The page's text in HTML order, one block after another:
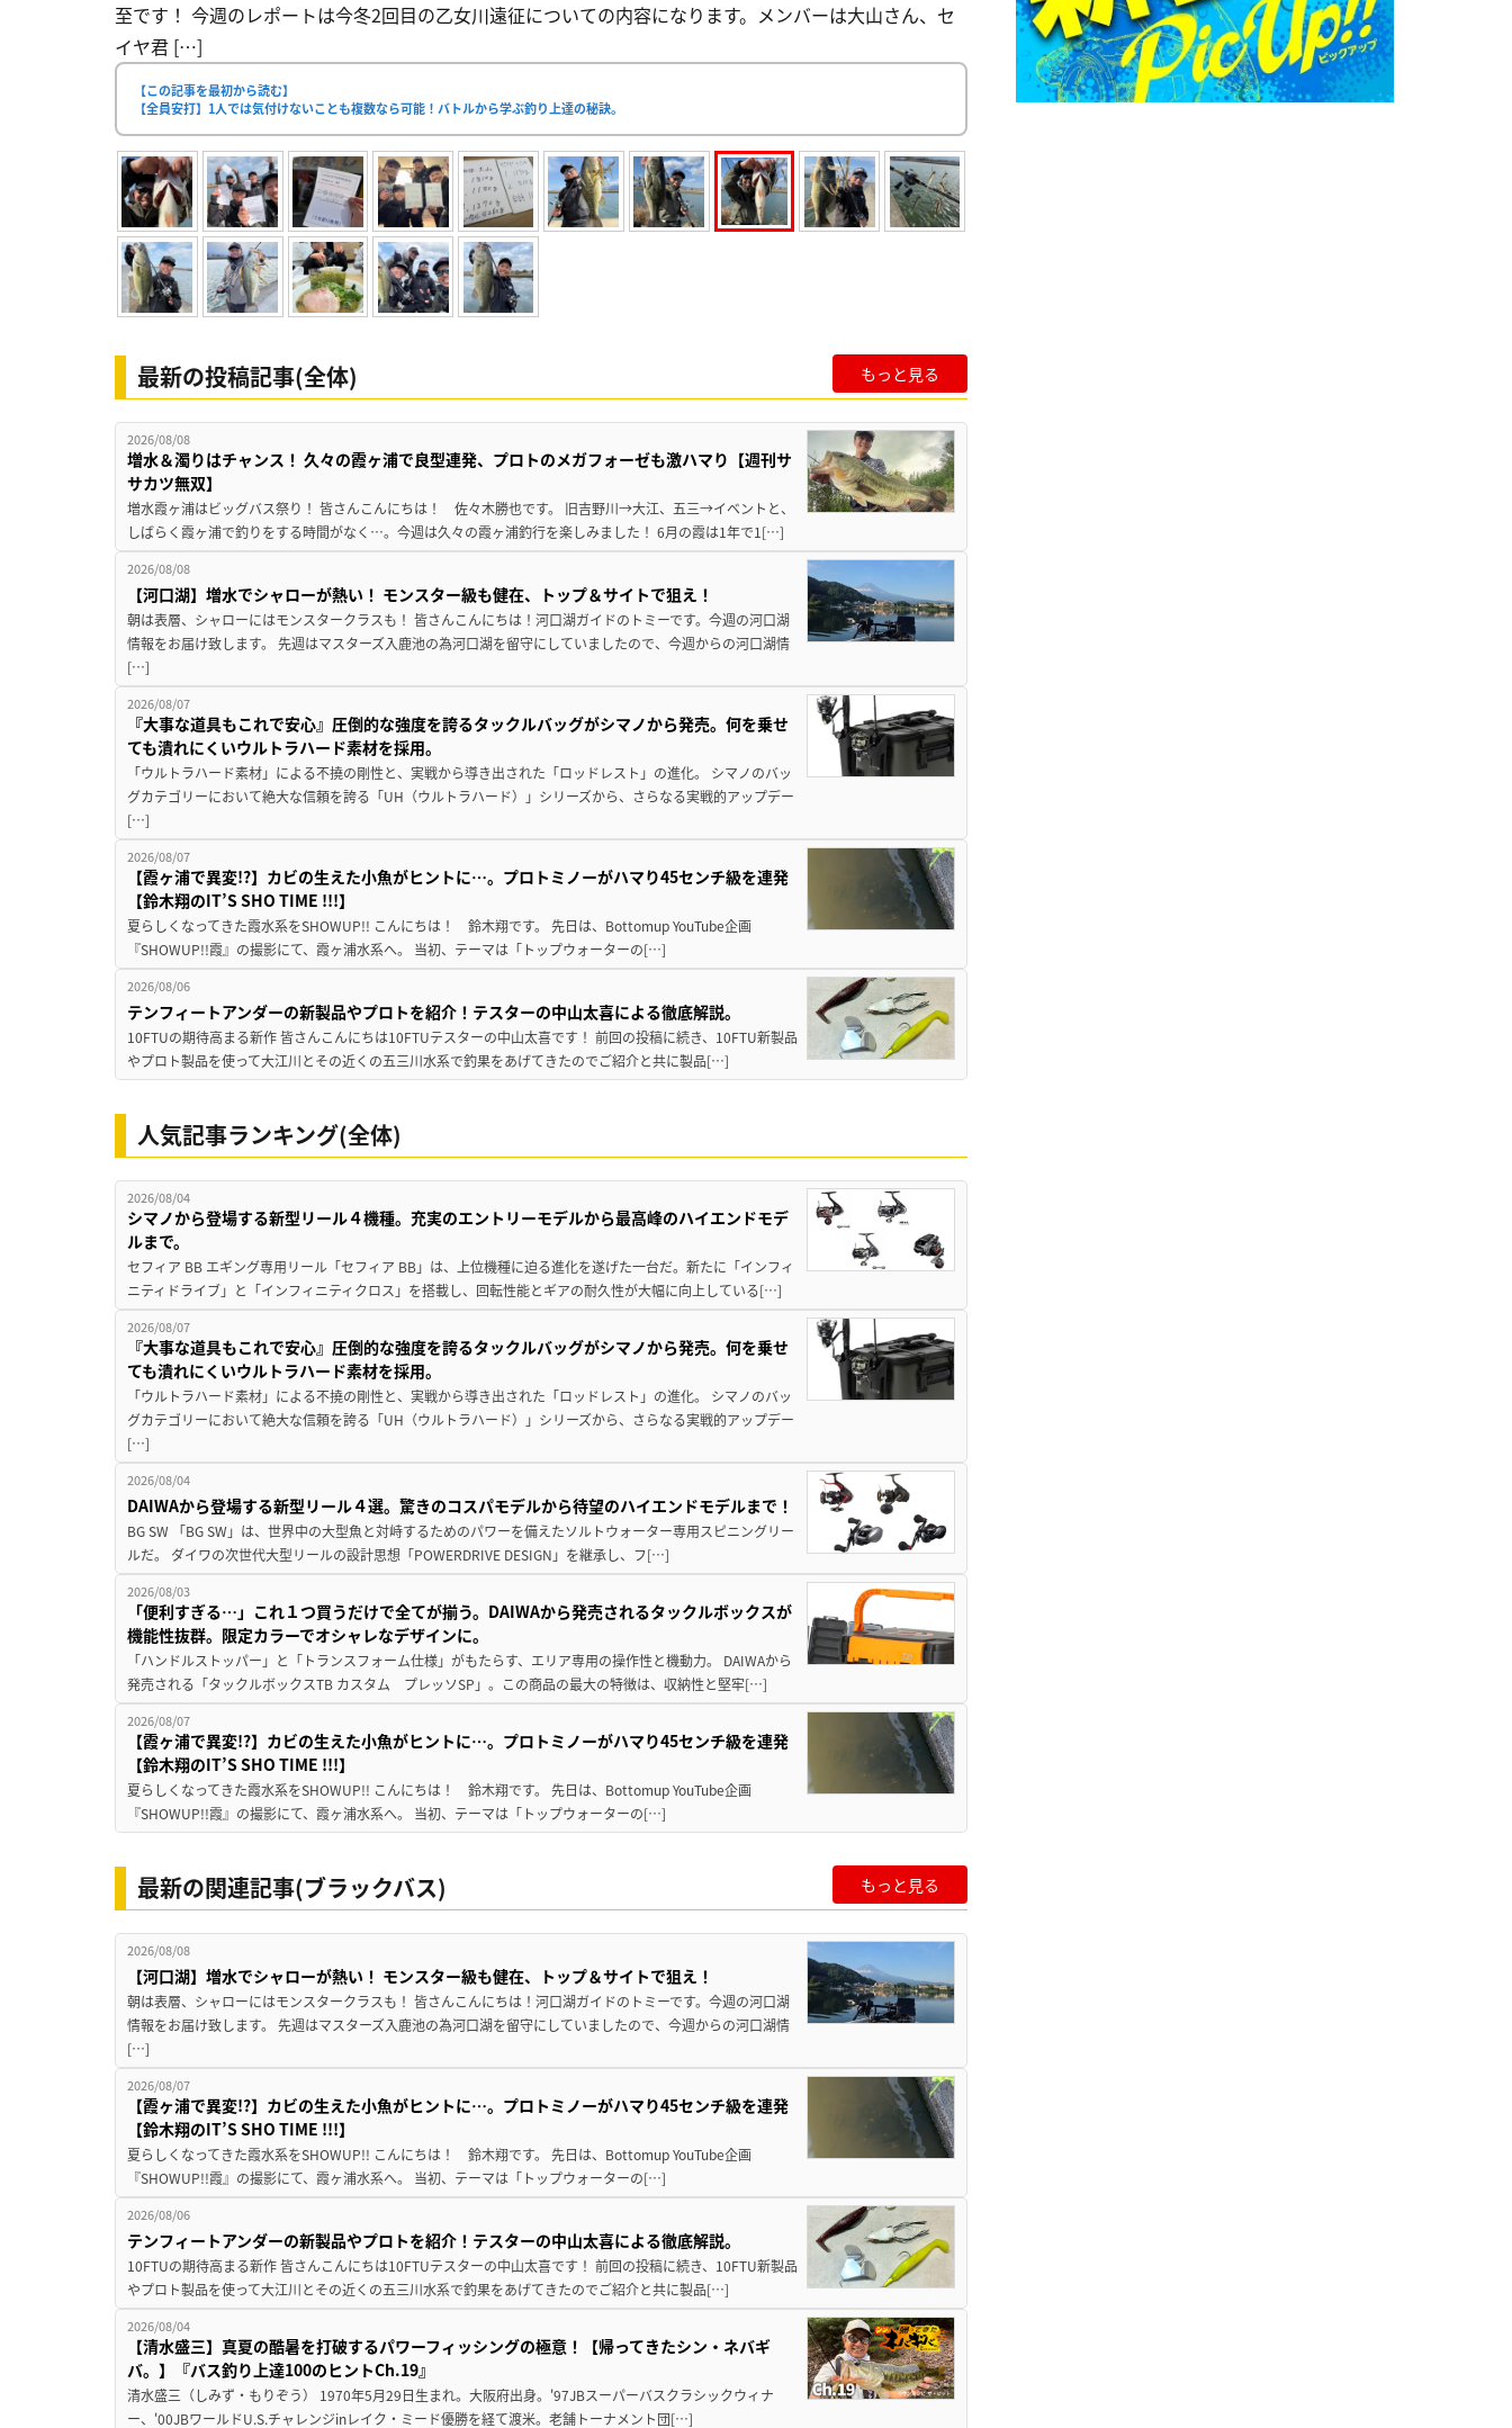
至です！ 今週のレポートは今冬2回目の乙女川遠征についての内容になります。メンバーは大山さん、セ
イヤ君 […]
【この記事を最初から読む】
【全員安打】1人では気付けないことも複数なら可能！バトルから学ぶ釣り上達の秘訣。
最新の投稿記事(全体) もっと見る
2026/08/08
増水＆濁りはチャンス！ 久々の霞ヶ浦で良型連発、プロトのメガフォーゼも激ハマり【週刊サ
サカツ無双】
増水霞ヶ浦はビッグバス祭り！ 皆さんこんにちは！ 佐々木勝也です。 旧吉野川→大江、五三→イベントと、
しばらく霞ヶ浦で釣りをする時間がなく…。今週は久々の霞ヶ浦釣行を楽しみました！ 6月の霞は1年で1[…]
2026/08/08
【河口湖】増水でシャローが熱い！ モンスター級も健在、トップ＆サイトで狙え！
朝は表層、シャローにはモンスタークラスも！ 皆さんこんにちは！河口湖ガイドのトミーです。今週の河口湖
情報をお届け致します。 先週はマスターズ入鹿池の為河口湖を留守にしていましたので、今週からの河口湖情
[…]
2026/08/07
『大事な道具もこれで安心』圧倒的な強度を誇るタックルバッグがシマノから発売。何を乗せ
ても潰れにくいウルトラハード素材を採用。
「ウルトラハード素材」による不撓の剛性と、実戦から導き出された「ロッドレスト」の進化。 シマノのバッ
グカテゴリーにおいて絶大な信頼を誇る「UH（ウルトラハード）」シリーズから、さらなる実戦的アップデー
[…]
2026/08/07
【霞ヶ浦で異変!?】カビの生えた小魚がヒントに…。プロトミノーがハマり45センチ級を連発
【鈴木翔のIT’S SHO TIME !!!】
夏らしくなってきた霞水系をSHOWUP!! こんにちは！ 鈴木翔です。 先日は、Bottomup YouTube企画
『SHOWUP!!霞』の撮影にて、霞ヶ浦水系へ。 当初、テーマは「トップウォーターの[…]
2026/08/06
テンフィートアンダーの新製品やプロトを紹介！テスターの中山太喜による徹底解説。
10FTUの期待高まる新作 皆さんこんにちは10FTUテスターの中山太喜です！ 前回の投稿に続き、10FTU新製品
やプロト製品を使って大江川とその近くの五三川水系で釣果をあげてきたのでご紹介と共に製品[…]
人気記事ランキング(全体)
2026/08/04
シマノから登場する新型リール４機種。充実のエントリーモデルから最高峰のハイエンドモデ
ルまで。
セフィア BB エギング専用リール「セフィア BB」は、上位機種に迫る進化を遂げた一台だ。新たに「インフィ
ニティドライブ」と「インフィニティクロス」を搭載し、回転性能とギアの耐久性が大幅に向上している[…]
2026/08/07
『大事な道具もこれで安心』圧倒的な強度を誇るタックルバッグがシマノから発売。何を乗せ
ても潰れにくいウルトラハード素材を採用。
「ウルトラハード素材」による不撓の剛性と、実戦から導き出された「ロッドレスト」の進化。 シマノのバッ
グカテゴリーにおいて絶大な信頼を誇る「UH（ウルトラハード）」シリーズから、さらなる実戦的アップデー
[…]
2026/08/04
DAIWAから登場する新型リール４選。驚きのコスパモデルから待望のハイエンドモデルまで！
BG SW 「BG SW」は、世界中の大型魚と対峙するためのパワーを備えたソルトウォーター専用スピニングリー
ルだ。 ダイワの次世代大型リールの設計思想「POWERDRIVE DESIGN」を継承し、フ[…]
2026/08/03
「便利すぎる…」これ１つ買うだけで全てが揃う。DAIWAから発売されるタックルボックスが
機能性抜群。限定カラーでオシャレなデザインに。
「ハンドルストッパー」と「トランスフォーム仕様」がもたらす、エリア専用の操作性と機動力。 DAIWAから
発売される「タックルボックスTB カスタム プレッソSP」。この商品の最大の特徴は、収納性と堅牢[…]
2026/08/07
【霞ヶ浦で異変!?】カビの生えた小魚がヒントに…。プロトミノーがハマり45センチ級を連発
【鈴木翔のIT’S SHO TIME !!!】
夏らしくなってきた霞水系をSHOWUP!! こんにちは！ 鈴木翔です。 先日は、Bottomup YouTube企画
『SHOWUP!!霞』の撮影にて、霞ヶ浦水系へ。 当初、テーマは「トップウォーターの[…]
最新の関連記事(ブラックバス) もっと見る
2026/08/08
【河口湖】増水でシャローが熱い！ モンスター級も健在、トップ＆サイトで狙え！
朝は表層、シャローにはモンスタークラスも！ 皆さんこんにちは！河口湖ガイドのトミーです。今週の河口湖
情報をお届け致します。 先週はマスターズ入鹿池の為河口湖を留守にしていましたので、今週からの河口湖情
[…]
2026/08/07
【霞ヶ浦で異変!?】カビの生えた小魚がヒントに…。プロトミノーがハマり45センチ級を連発
【鈴木翔のIT’S SHO TIME !!!】
夏らしくなってきた霞水系をSHOWUP!! こんにちは！ 鈴木翔です。 先日は、Bottomup YouTube企画
『SHOWUP!!霞』の撮影にて、霞ヶ浦水系へ。 当初、テーマは「トップウォーターの[…]
2026/08/06
テンフィートアンダーの新製品やプロトを紹介！テスターの中山太喜による徹底解説。
10FTUの期待高まる新作 皆さんこんにちは10FTUテスターの中山太喜です！ 前回の投稿に続き、10FTU新製品
やプロト製品を使って大江川とその近くの五三川水系で釣果をあげてきたのでご紹介と共に製品[…]
2026/08/04
【清水盛三】真夏の酷暑を打破するパワーフィッシングの極意！【帰ってきたシン・ネバギ
バ。】『バス釣り上達100のヒントCh.19』
清水盛三（しみず・もりぞう） 1970年5月29日生まれ。大阪府出身。'97JBスーパーバスクラシックウィナ
ー、'00JBワールドU.S.チャレンジinレイク・ミード優勝を経て渡米。老舗トーナメント団[…]